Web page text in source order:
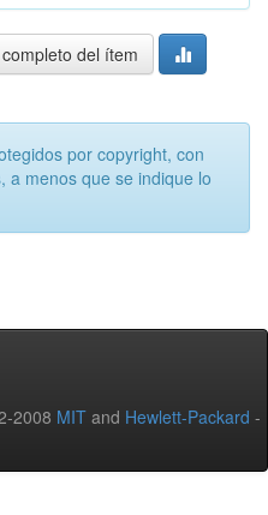
del ítem
por copyright, con
a menos que se indique lo
2008 MIT and Hewlett-Packard -